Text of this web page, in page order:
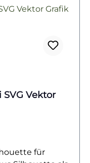
Vektor
für